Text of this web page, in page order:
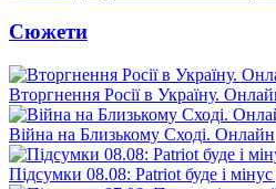
Сюжети
Вторгнення Росії в Україну.
Війна на Близькому Сході. Онлайн
Підсумки 08.08: Patriot буде і